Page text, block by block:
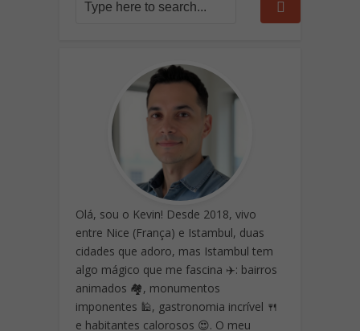
Olá, sou o Kevin! Desde 2018, vivo
entre Nice (França) e Istambul, duas
cidades que adoro, mas Istambul tem
algo mágico que me fascina ✈️: bairros
animados 🏘️, monumentos
imponentes 🕌, gastronomia incrível 🍴
e habitantes calorosos 😍. O meu